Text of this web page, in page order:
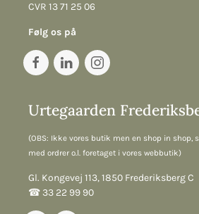
CVR 13 71 25 06
Følg os på
Urtegaarden
(OBS: Ikke vores butik men en shop in
med ordrer o.l. foretaget i vores webbutik)
Gl. Kongevej 113, 1850 Frederiksberg C
☎︎ 33 22 99 90